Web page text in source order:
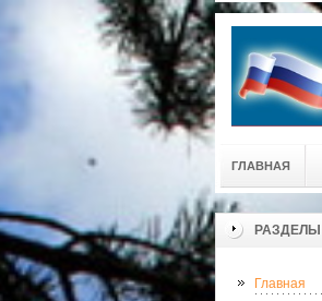
ГЛАВНАЯ
РАЗДЕЛЫ
Главная